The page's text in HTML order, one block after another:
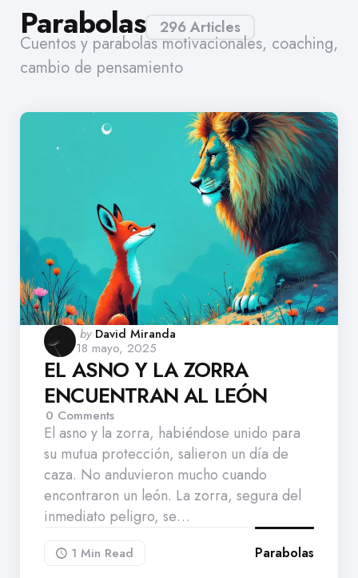
296 Articles
Parabolas
Cuentos y parabolas motivacionales, coaching,
cambio de pensamiento
Posted
by
by David Miranda
18 mayo, 2025
EL ASNO Y LA ZORRA
ENCUENTRAN AL LEÓN
0 Comments
El asno y la zorra, habiéndose unido para
su mutua protección, salieron un día de
caza. No anduvieron mucho cuando
encontraron un león. La zorra, segura del
inmediato peligro, se…
1 Min Read Parabolas